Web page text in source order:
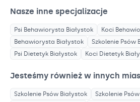
Nasze inne specjalizacje
Psi Behawiorysta Białystok Koci
Behawiorysta Białystok Szkolenie Psów
Psi Dietetyk Białystok Koci Dietetyk
Jesteśmy również w innych
Szkolenie Psów Białystok Szkolenie Psów